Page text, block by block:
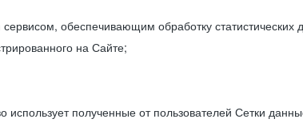
обеспечивающим обработку статистических
на Сайте;
полученные от пользователей Сетки